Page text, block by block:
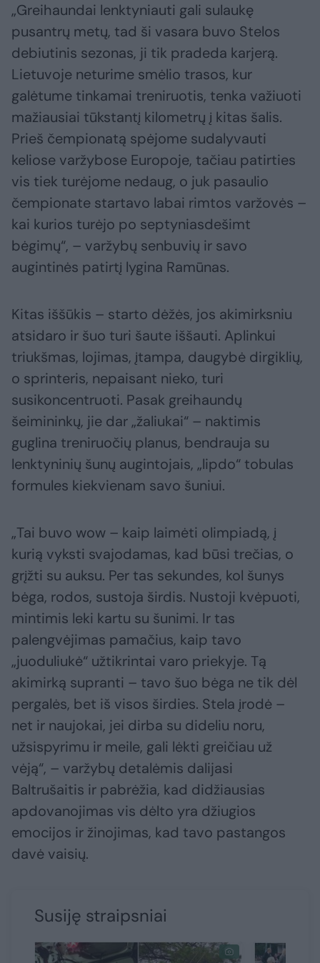
„Greihaundai lenktyniauti gali sulaukę
pusantrų metų, tad ši vasara buvo Stelos
debiutinis sezonas, ji tik pradeda karjerą.
Lietuvoje neturime smėlio trasos, kur
galėtume tinkamai treniruotis, tenka važiuoti
mažiausiai tūkstantį kilometrų į kitas šalis.
Prieš čempionatą spėjome sudalyvauti
keliose varžybose Europoje, tačiau patirties
vis tiek turėjome nedaug, o juk pasaulio
čempionate startavo labai rimtos varžovės –
kai kurios turėjo po septyniasdešimt
bėgimų“, – varžybų senbuvių ir savo
augintinės patirtį lygina Ramūnas.
Kitas iššūkis – starto dėžės, jos akimirksniu
atsidaro ir šuo turi šaute iššauti. Aplinkui
triukšmas, lojimas, įtampa, daugybė dirgiklių,
o sprinteris, nepaisant nieko, turi
susikoncentruoti. Pasak greihaundų
šeimininkų, jie dar „žaliukai“ – naktimis
guglina treniruočių planus, bendrauja su
lenktyninių šunų augintojais, „lipdo“ tobulas
formules kiekvienam savo šuniui.
„Tai buvo wow – kaip laimėti olimpiadą, į
kurią vyksti svajodamas, kad būsi trečias, o
grįžti su auksu. Per tas sekundes, kol šunys
bėga, rodos, sustoja širdis. Nustoji kvėpuoti,
mintimis leki kartu su šunimi. Ir tas
palengvėjimas pamačius, kaip tavo
„juoduliukė“ užtikrintai varo priekyje. Tą
akimirką supranti – tavo šuo bėga ne tik dėl
pergalės, bet iš visos širdies. Stela įrodė –
net ir naujokai, jei dirba su dideliu noru,
užsispyrimu ir meile, gali lėkti greičiau už
vėją“, – varžybų detalėmis dalijasi
Baltrušaitis ir pabrėžia, kad didžiausias
apdovanojimas vis dėlto yra džiugios
emocijos ir žinojimas, kad tavo pastangos
davė vaisių.
Susiję straipsniai